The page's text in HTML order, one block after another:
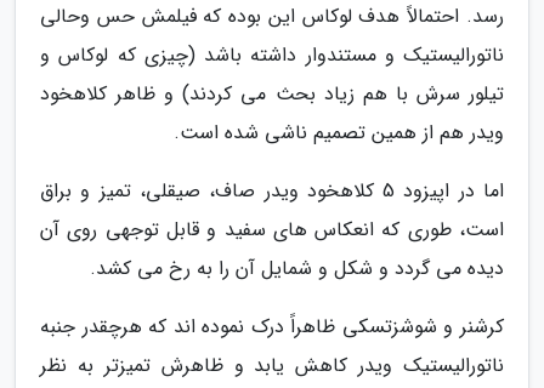
رسد. احتمالاً هدف لوکاس این بوده که فیلمش حس وحالی
ناتورالیستیک و مستندوار داشته باشد (چیزی که لوکاس و
تیلور سرش با هم زیاد بحث می کردند) و ظاهر کلاهخود
ویدر هم از همین تصمیم ناشی شده است.
اما در اپیزود 5 کلاهخود ویدر صاف، صیقلی، تمیز و براق
است، طوری که انعکاس های سفید و قابل توجهی روی آن
دیده می گردد و شکل و شمایل آن را به رخ می کشد.
کرشنر و شوشزتسکی ظاهراً درک نموده اند که هرچقدر جنبه
ناتورالیستیک ویدر کاهش یابد و ظاهرش تمیزتر به نظر